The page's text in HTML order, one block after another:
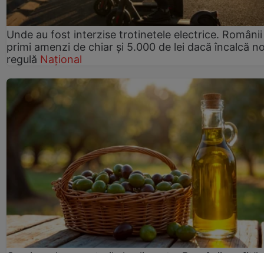
Unde au fost interzise trotinetele electrice.
primi amenzi de chiar și 5.000 de lei dacă încalcă
regulă Național